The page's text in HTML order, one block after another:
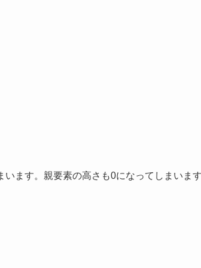
ます。親要素の高さも0になってしまいま